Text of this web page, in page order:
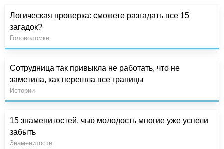
Логическая проверка: сможете разгадать все 15
загадок?
Головоломки
Сотрудница так привыкла не работать, что не
заметила, как перешла все границы
Истории
15 знаменитостей, чью молодость многие уже успели
забыть
Знаменитости